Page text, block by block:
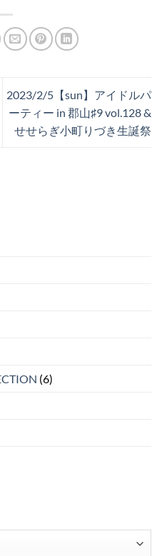
2023/2/5【sun】アイドルパ
ーティー in 郡山♯9 ‬vol.128 &
せせらぎ小町りづき生誕祭
(6)